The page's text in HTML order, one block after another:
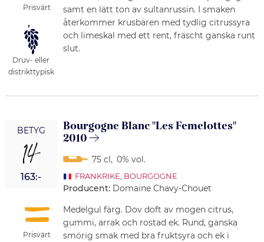
Prisvärt
Druv- eller
distrikttypisk
samt en lätt ton av sultanrussin. I smaken
återkommer krusbären med tydlig citrussyra
och limeskal med ett rent, fräscht ganska runt
slut.
BETYG
14
163:-
Prisvärt
Bourgogne Blanc "Les Femelottes"
2010
75 cl , 0% vol.
FRANKRIKE, BOURGOGNE
Producent: Domaine Chavy-Chouet
Medelgul färg. Dov doft av mogen citrus,
gummi, arrak och rostad ek. Rund, ganska
smörig smak med bra fruktsyra och ek i